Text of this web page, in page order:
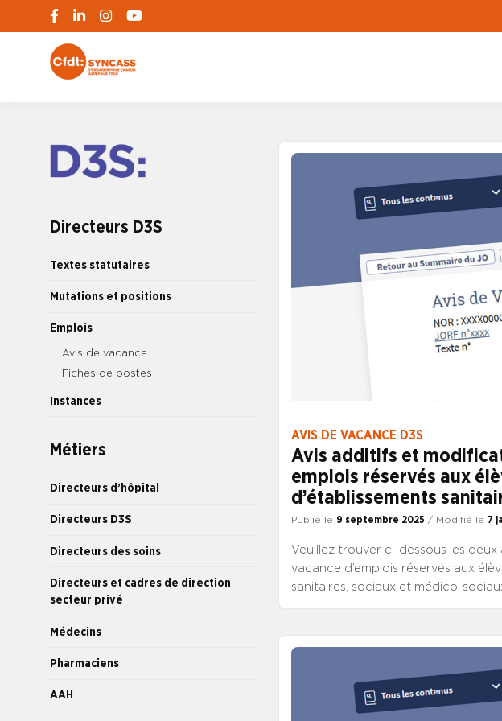
Directeurs D3S
Textes statutaires
Mutations et positions
Emplois
Avis de vacance
Fiches de postes
Instances
Métiers
Directeurs d’hôpital
Directeurs D3S
Directeurs des soins
Directeurs et cadres de direction
secteur privé
Médecins
Pharmaciens
AAH
AVIS DE VACANCE D3S
Avis additifs et
emplois réservés aux
d’établissements
Publié le 9 septembre 2025 / Modifié le 7
Veuillez trouver ci-dessous les
vacance d’emplois réservés aux
sanitaires, sociaux et médico-
CONSULTER L’AVIS ADDITIF DU 9
L’AVIS ADDITIF DU 9 SEPTEMBRE
MODIFICATIF DU 9 SEPTEMBRE
VACANCE D’EMPLOIS DE CHEF